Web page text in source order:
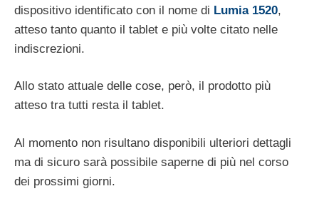
dispositivo identificato con il nome di Lumia 1520,
atteso tanto quanto il tablet e più volte citato nelle
indiscrezioni.
Allo stato attuale delle cose, però, il prodotto più
atteso tra tutti resta il tablet.
Al momento non risultano disponibili ulteriori dettagli
ma di sicuro sarà possibile saperne di più nel corso
dei prossimi giorni.